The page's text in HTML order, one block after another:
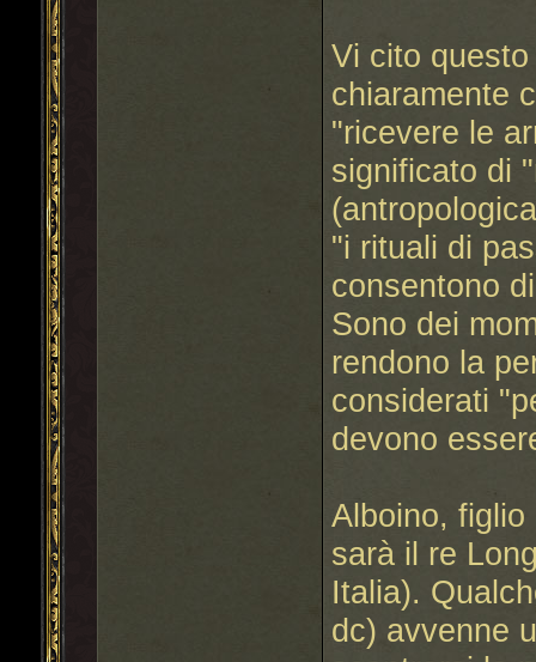
Vi cito
chiaramente
"ricevere le
significato di
"i rituali di
consentono
Sono dei
rendono la
considerati
devono
Alboino, figlio
sarà il re
Italia).
dc) avvenne